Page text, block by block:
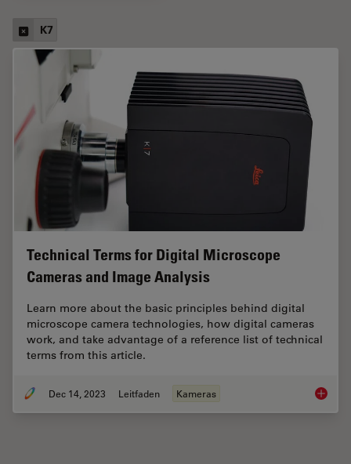
K7
Technical Terms for Digital Microscope
Cameras and Image Analysis
Learn more about the basic principles behind digital
microscope camera technologies, how digital cameras
work, and take advantage of a reference list of technical
terms from this article.
Dec 14, 2023 Leitfaden Kameras